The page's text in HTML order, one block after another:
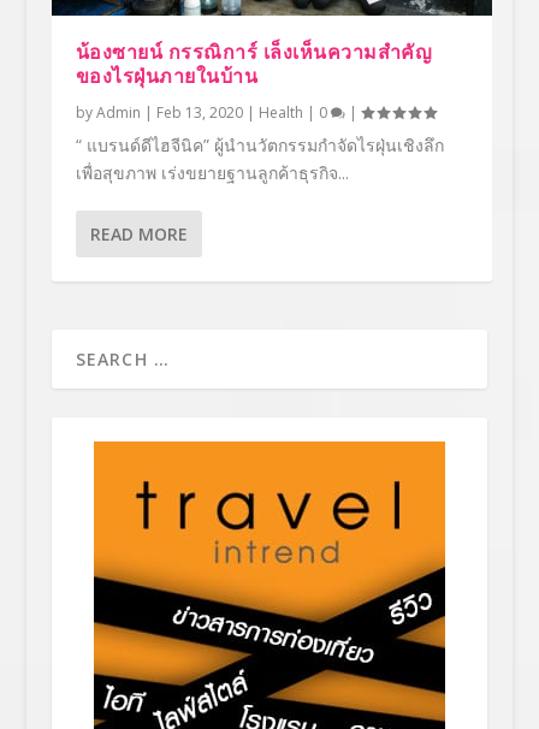
น้องซายน์ กรรณิการ์ เล็งเห็นความสำคัญ
ของไรฝุ่นภายในบ้าน
byAdmin | Feb 13, 2020| Health | 0 |
“ แบรนด์ดีไฮจีนิค” ผู้นำนวัตกรรมกำจัดไรฝุ่นเชิงลึก
เพื่อสุขภาพ เร่งขยายฐานลูกค้าธุรกิจ...
READ MORE